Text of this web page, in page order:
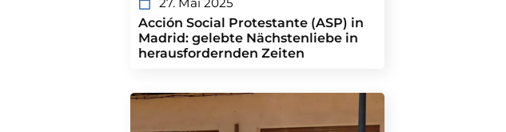
Acción Social Protestante (ASP) in
Madrid: gelebte Nächstenliebe in
herausfordernden Zeiten